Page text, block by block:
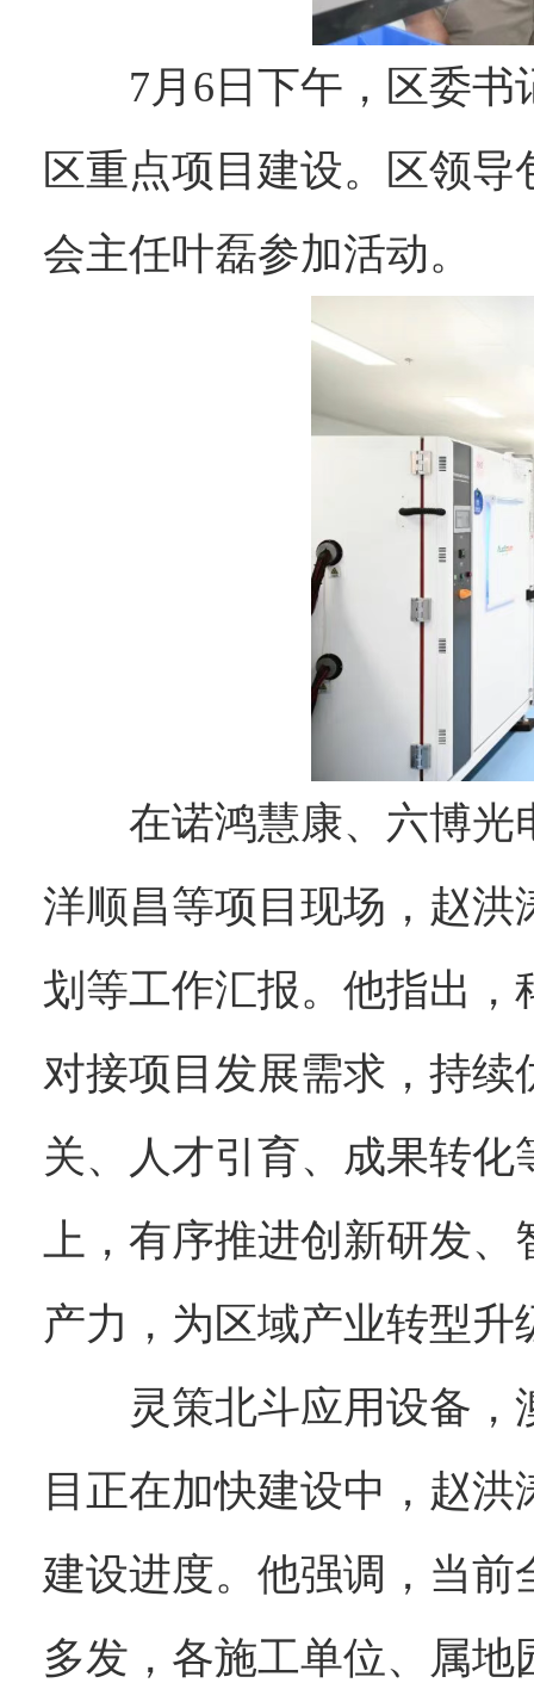
7月6日下午，区委
区重点项目建设。区领
会主任叶磊参加活动。
在诺鸿慧康、六博光
洋顺昌等项目现场，赵
划等工作汇报。他指出
对接项目发展需求，持
关、人才引育、成果转
上，有序推进创新研发
产力，为区域产业转型升
灵策北斗应用设备
目正在加快建设中，赵
建设进度。他强调，当
多发，各施工单位、属